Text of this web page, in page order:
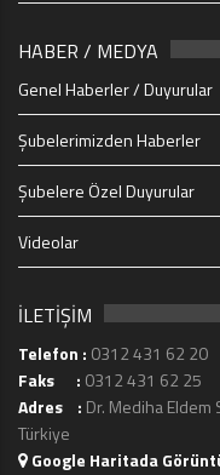
HABER / MEDYA
Genel Haberler / Duyurular
Şubelerimizden Haberler
Şubelere Özel Duyurular
Videolar
İLETİŞİM
Telefon : 0312 431 62 20
Faks : 0312 431 62 25
Adres : Dr. Mediha Eldem
Türkiye
Google Haritada